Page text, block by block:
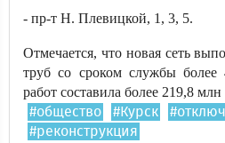
- пр-т Н. Плевицкой, 1, 3, 5.
Отмечается, что новая сеть
труб со сроком службы более
работ составила более 219,8 млн
#общество #Курск
#реконструкция